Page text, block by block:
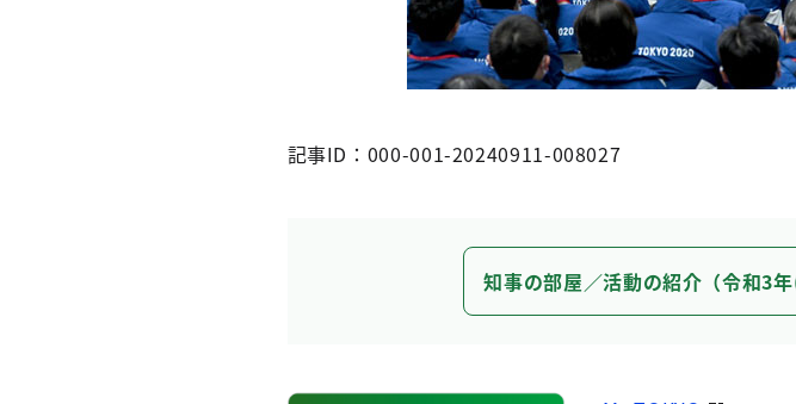
記事ID：000-001-20240911-008027
知事の部屋／活動の紹介（令和3